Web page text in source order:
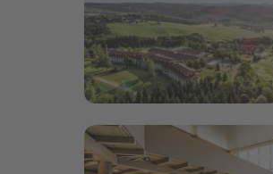
Bildergalerie öffnen